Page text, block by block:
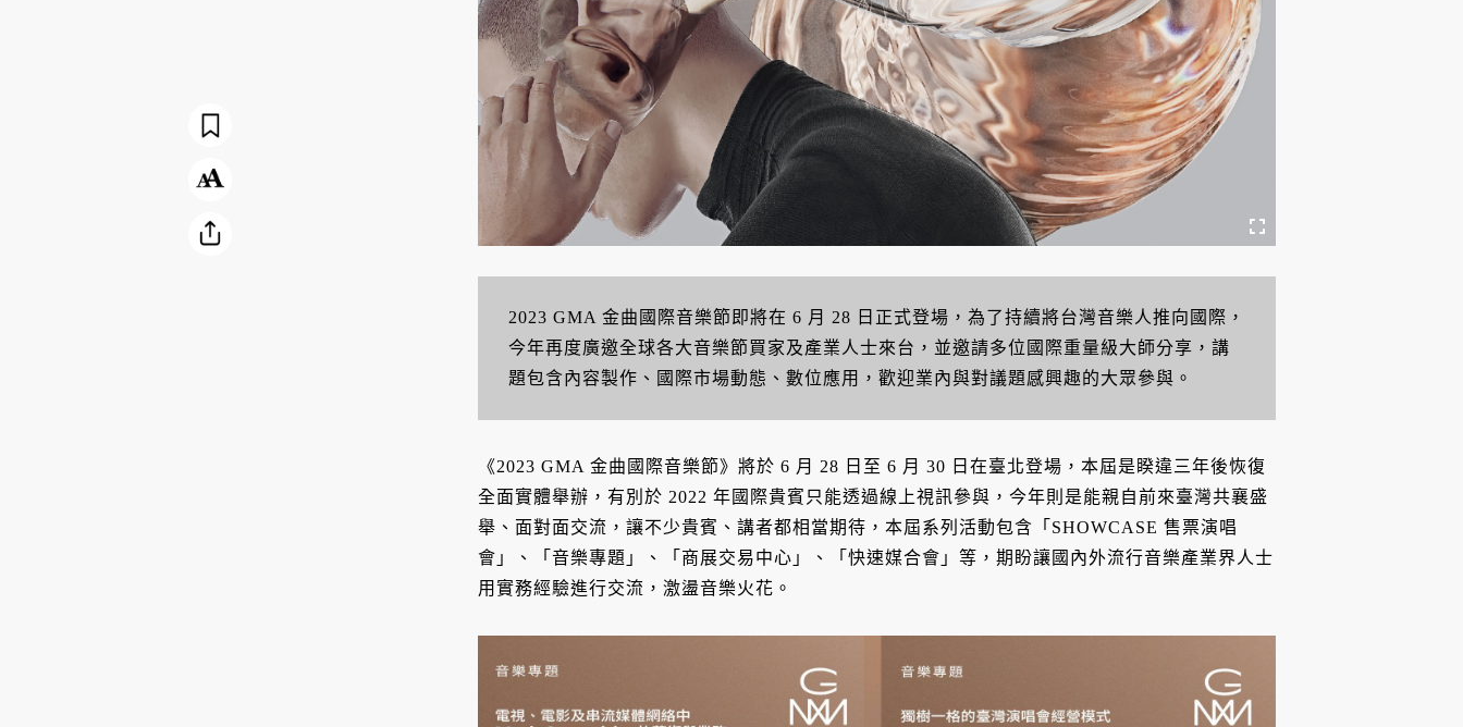
2023 GMA 金曲國際音樂節即將在 6 月 28 日正式登場，為了持續將台灣音樂人推向國際，
今年再度廣邀全球各大音樂節買家及產業人士來台，並邀請多位國際重量級大師分享，講
題包含內容製作、國際市場動態、數位應用，歡迎業內與對議題感興趣的大眾參與。
《2023 GMA 金曲國際音樂節》將於 6 月 28 日至 6 月 30 日在臺北登場，本屆是睽違三年後恢復
全面實體舉辦，有別於 2022 年國際貴賓只能透過線上視訊參與，今年則是能親自前來臺灣共襄盛
舉、面對面交流，讓不少貴賓、講者都相當期待，本屆系列活動包含「SHOWCASE 售票演唱
會」、「音樂專題」、「商展交易中心」、「快速媒合會」等，期盼讓國內外流行音樂產業界人士
用實務經驗進行交流，激盪音樂火花。